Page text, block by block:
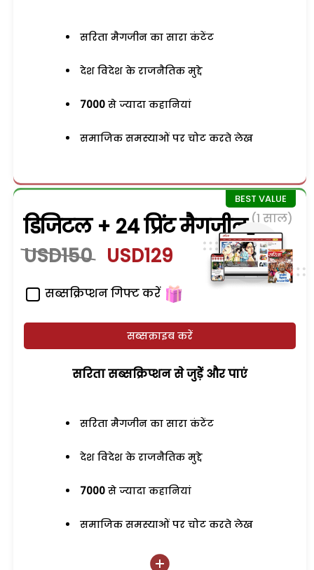
सरिता मैगजीन का सारा कंटेंट
देश विदेश के राजनैतिक मुद्दे
7000 से ज्यादा कहानियां
समाजिक समस्याओं पर चोट करते लेख
डिजिटल + 24 प्रिंट मैगजीन (1 साल)
USD150 USD129
सब्सक्रिप्शन गिफ्ट करें
सब्सक्राइब करें
सरिता सब्सक्रिप्शन से जुड़ेें और पाएं
सरिता मैगजीन का सारा कंटेंट
देश विदेश के राजनैतिक मुद्दे
7000 से ज्यादा कहानियां
समाजिक समस्याओं पर चोट करते लेख